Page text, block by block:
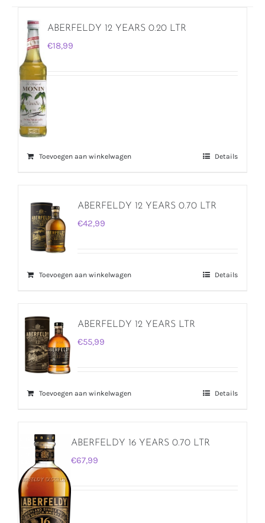
ABERFELDY 12 YEARS 0.20 LTR
€18,99
Toevoegen aan winkelwagen Details
ABERFELDY 12 YEARS 0.70 LTR
€42,99
Toevoegen aan winkelwagen Details
ABERFELDY 12 YEARS LTR
€55,99
Toevoegen aan winkelwagen Details
ABERFELDY 16 YEARS 0.70 LTR
€67,99